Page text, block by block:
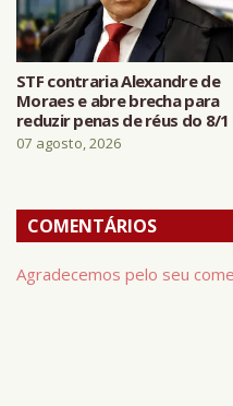
STF contraria Alexandre de
Moraes e abre brecha para
reduzir penas de réus do 8/1
07 agosto, 2026
COMENTÁRIOS
Agradecemos pelo seu